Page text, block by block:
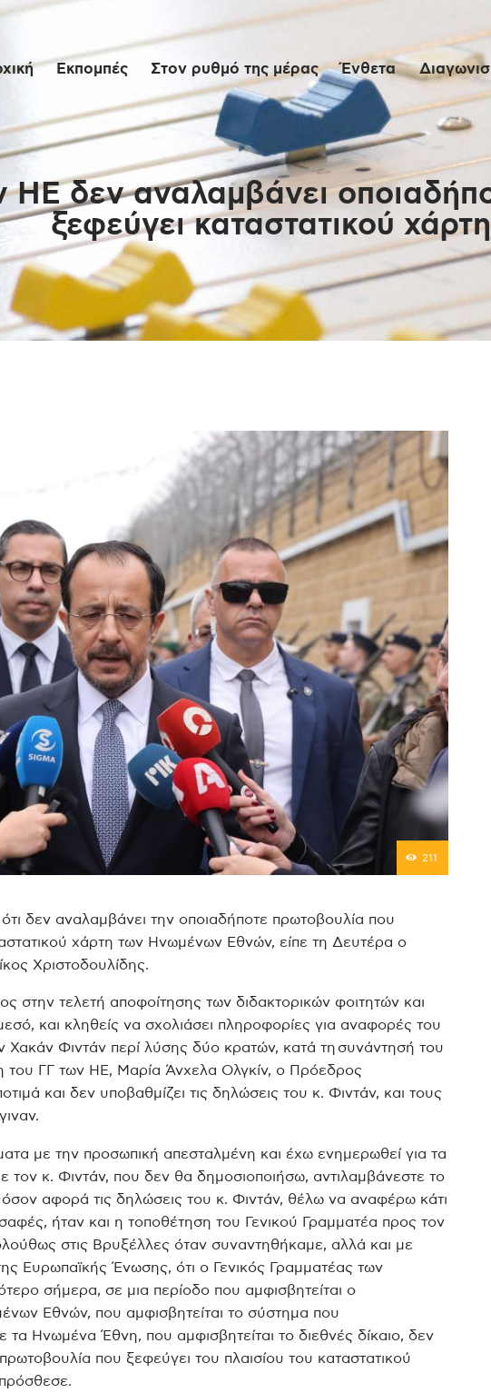
Εκπομπές Στον ρυθμό της μέρας Ένθετα
δεν αναλαμβάνει
ξεφεύγει καταστατικού
Αρχική
Εκπομπές
Στον ρυθμό της
μέρας
Ένθετα
Διαγωνισμοί/Live
Links
Επικοινωνία
211
δεν αναλαμβάνει την οποιαδήποτε πρωτοβουλία που
χάρτη των Ηνωμένων Εθνών, είπε τη Δευτέρα ο
Χριστοδουλίδης.
στην τελετή αποφοίτησης των διδακτορικών φοιτητών και
και κληθείς να σχολιάσει πληροφορίες για αναφορές του
Φιντάν περί λύσης δύο κρατών, κατά τη συνάντησή του
του ΓΓ των ΗΕ, Μαρία Άνχελα Ολγκίν, ο Πρόεδρος
και δεν υποβαθμίζει τις δηλώσεις του κ. Φιντάν, και τους
με την προσωπική απεσταλμένη και έχω ενημερωθεί για τα
τον κ. Φιντάν, που δεν θα δημοσιοποιήσω, αντιλαμβάνεστε το
όσον αφορά τις δηλώσεις του κ. Φιντάν, θέλω να αναφέρω κάτι
σαφές, ήταν και η τοποθέτηση του Γενικού Γραμματέα προς τον
στις Βρυξέλλες όταν συναντηθήκαμε, αλλά και με
Ευρωπαϊκής Ένωσης, ότι ο Γενικός Γραμματέας των
σήμερα, σε μια περίοδο που αμφισβητείται ο
Εθνών, που αμφισβητείται το σύστημα που
τα Ηνωμένα Έθνη, που αμφισβητείται το διεθνές δίκαιο, δεν
που ξεφεύγει του πλαισίου του καταστατικού